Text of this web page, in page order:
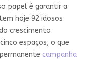
papel é garantir a
hoje 92 idosos
crescimento
espaços, o que
campanha